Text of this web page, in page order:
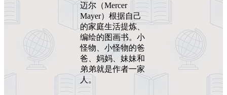
迈尔（Mercer
Mayer）根据自己
的家庭生活提炼、
编绘的图画书。小
怪物、小怪物的爸
爸、妈妈、妹妹和
弟弟就是作者一家
人。